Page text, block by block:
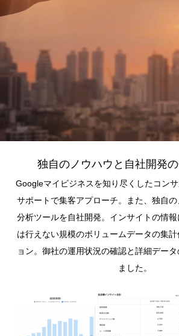
独自のノウハウと自社開発
Googleマイビジネスを知り尽くしたコン
サポートで集客アプローチ。また、独自
分析ツールを自社開発。インサイトの情
は行えない規模のボリュームデータの集
ョン。御社の運用状況の確認と詳細デー
ました。